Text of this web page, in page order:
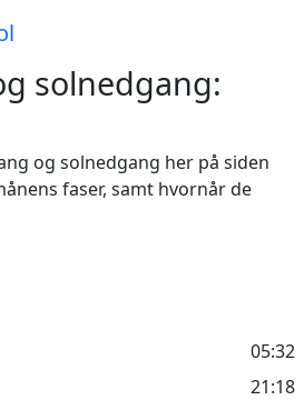
solnedgang:
og solnedgang her på siden
faser, samt hvornår de
05:32
21:18